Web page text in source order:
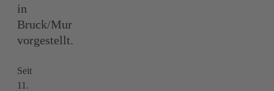
in
Bruck/Mur
vorgestellt.
Seit
11.